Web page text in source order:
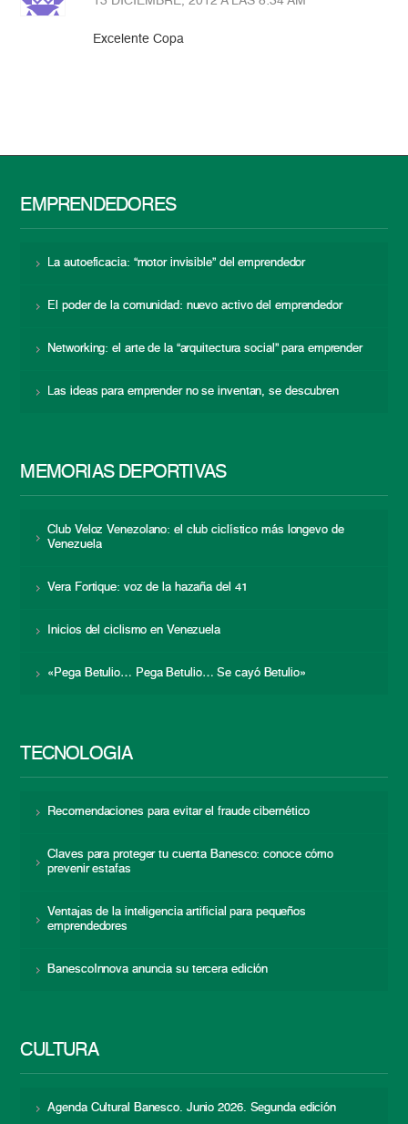
Excelente Copa
EMPRENDEDORES
La autoeficacia: “motor invisible” del emprendedor
El poder de la comunidad: nuevo activo del emprendedor
Networking: el arte de la “arquitectura social” para emprender
Las ideas para emprender no se inventan, se descubren
MEMORIAS DEPORTIVAS
Club Veloz Venezolano: el club ciclístico más longevo de
Venezuela
Vera Fortique: voz de la hazaña del 41
Inicios del ciclismo en Venezuela
«Pega Betulio… Pega Betulio… Se cayó Betulio»
TECNOLOGÍA
Recomendaciones para evitar el fraude cibernético
Claves para proteger tu cuenta Banesco: conoce cómo
prevenir estafas
Ventajas de la inteligencia artificial para pequeños
emprendedores
BanescoInnova anuncia su tercera edición
CULTURA
Agenda Cultural Banesco. Junio 2026. Segunda edición